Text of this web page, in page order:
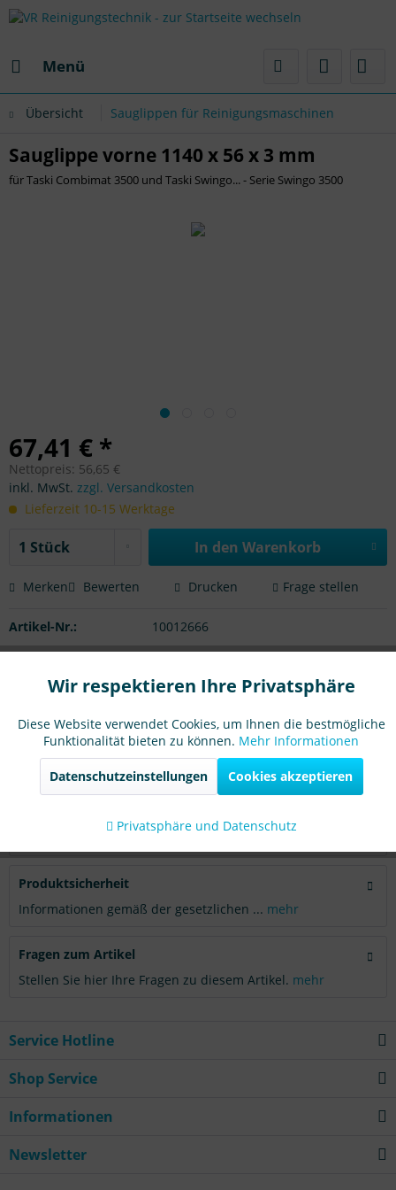
Menü
Übersicht Sauglippen für Reinigungsmaschinen
Sauglippe vorne 1140 x 56 x 3 mm
für Taski Combimat 3500 und Taski Swingo... - Serie Swingo 3500
67,41 € *
Nettopreis: 56,65 €
inkl. MwSt. zzgl. Versandkosten
Lieferzeit 10-15 Werktage
In den Warenkorb
Merken Bewerten Drucken Frage stellen
Artikel-Nr.: 10012666
Hochwertige Sauglippen für den gewerblichen Einsatz.
Passend für
Bewertungen lesen, schreiben und diskutieren...
Produktsicherheit
Informationen gemäß der gesetzlichen ... mehr
Fragen zum Artikel
Stellen Sie hier Ihre Fragen zu diesem Artikel. mehr
Service Hotline
Shop Service
Informationen
Newsletter
Funktionale Aktiv
Marketing Aktiv
Tracking Aktiv
Wir respektieren Ihre Privatsphäre
Diese Website verwendet Cookies, um Ihnen die bestmögliche
Funktionalität bieten zu können. Mehr Informationen
Datenschutzeinstellungen Cookies akzeptieren
Privatsphäre und Datenschutz